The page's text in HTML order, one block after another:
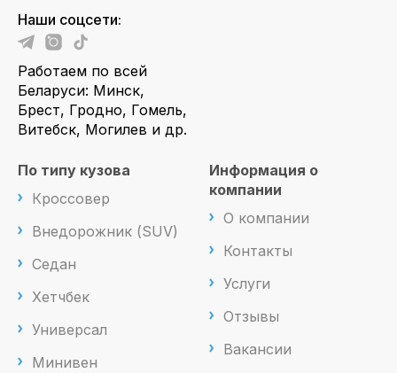
Наши соцсети:
Работаем по всей
Беларуси: Минск,
Брест, Гродно, Гомель,
Витебск, Могилев и др.
По типу кузова
Кроссовер
Внедорожник (SUV)
Седан
Хетчбек
Универсал
Минивен
Информация о
компании
О компании
Контакты
Услуги
Отзывы
Вакансии